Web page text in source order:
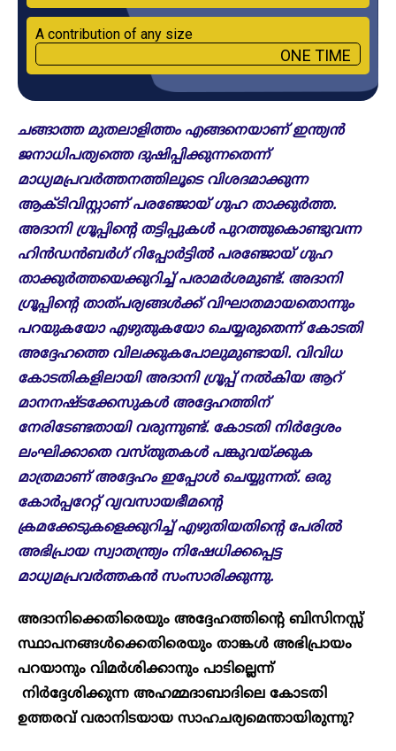
A contribution of any size
ONE TIME
ചങ്ങാത്ത മുതലാളിത്തം എങ്ങനെയാണ് ഇന്ത്യൻ
ജനാധിപത്യത്തെ ദുഷിപ്പിക്കുന്നതെന്ന്
മാധ്യമപ്രവർത്തനത്തിലൂടെ വിശദമാക്കുന്ന
ആക്ടിവിസ്റ്റാണ് പരഞ്ജോയ് ​ഗുഹ താക്കുർത്ത.
അദാനി ​ഗ്രൂപ്പിന്റെ തട്ടിപ്പുകൾ പുറത്തുകൊണ്ടുവന്ന
ഹിൻഡൻബർ​ഗ് റിപ്പോർട്ടിൽ പരഞ്ജോയ് ​ഗുഹ
താക്കുർത്തയെക്കുറിച്ച് പരാമർശമുണ്ട്. അദാനി ​
ഗ്രൂപ്പിന്റെ താത്പര്യങ്ങൾക്ക് വിഘാതമായതൊന്നും
പറയുകയോ എഴുതുകയോ ചെയ്യരുതെന്ന് കോടതി
അദ്ദേഹത്തെ വിലക്കുകപോലുമുണ്ടായി. വിവിധ
കോടതികളിലായി അദാനി ​ഗ്രൂപ്പ് നൽകിയ ആറ്
മാനനഷ്ടക്കേസുകൾ അദ്ദേഹത്തിന്
നേരിടേണ്ടതായി വരുന്നുണ്ട്. കോടതി നിർദ്ദേശം
ലംഘിക്കാതെ വസ്തുതകൾ പങ്കുവയ്ക്കുക
മാത്രമാണ് അദ്ദേഹം ഇപ്പോൾ ചെയ്യുന്നത്. ഒരു
കോർപ്പറേറ്റ് വ്യവസായഭീമന്റെ
ക്രമക്കേടുകളെക്കുറിച്ച് എഴുതിയതിന്റെ പേരിൽ
അഭിപ്രായ സ്വാതന്ത്ര്യം നിഷേധിക്കപ്പെട്ട
മാധ്യമപ്രവർത്തകൻ സംസാരിക്കുന്നു.
അദാനിക്കെതിരെയും അദ്ദേഹത്തിന്റെ ബിസിനസ്സ്
സ്ഥാപനങ്ങൾക്കെതിരെയും താങ്കൾ അഭിപ്രായം
പറയാനും വിമർശിക്കാനും പാടില്ലെന്ന്
നിർദ്ദേശിക്കുന്ന അഹമ്മദാബാദിലെ കോടതി
ഉത്തരവ് വരാനിടയായ സാഹചര്യമെന്തായിരുന്നു?